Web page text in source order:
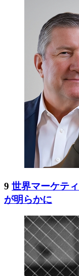
9 世界マーケテ
が明らかに